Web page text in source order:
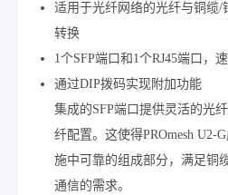
适用于光纤网络的光纤与铜缆/
转换
1个SFP端口和1个RJ45端口，
通过DIP拨码实现附加功能
集成的SFP端口提供灵活的光
纤配置。这使得PROmesh U2-
施中可靠的组成部分，满足铜
通信的需求。